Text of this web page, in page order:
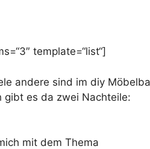
template=“list“]
andere sind im diy
gibt es da zwei Nachteile:
mit dem Thema